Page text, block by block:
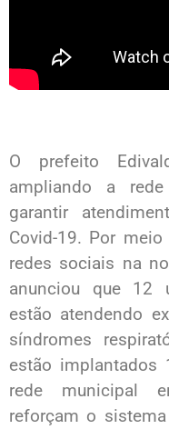
O prefeito
ampliando a
garantir
Covid-19. Por
redes sociais na
anunciou que 12
estão atendendo
síndromes
estão
rede municipal
reforçam o